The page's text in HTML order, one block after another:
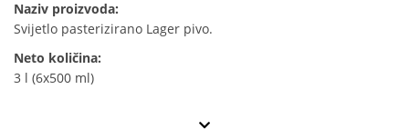
Naziv proizvoda:
Svijetlo pasterizirano Lager pivo.
Neto količina:
3 l (6x500 ml)